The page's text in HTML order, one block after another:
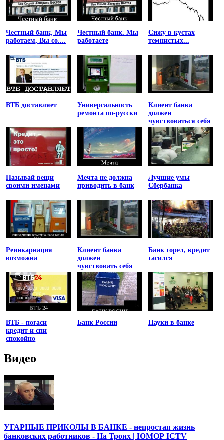
Честный банк, Мы
работаем, Вы со....
Честный банк. Мы
работаете
Сижу в кустах
темнистых...
ВТБ доставляет
Универсальность
ремонта по-русски
Клиент банка
должен
чувствоваться себя
униженным
Называй вещи
своими именами
Мечта не должна
приводить в банк
Лучшие умы
Сбербанка
Реинкарнация
возможна
Клиент банка
должен
чувствовать себя
униженным
Банк горел, кредит
гасился
ВТБ - погаси
кредит и спи
спокойно
Банк России Пауки в банке
Видео
УГАРНЫЕ ПРИКОЛЫ В БАНКЕ - непростая жизнь
банковских работников - На Троих | ЮМОР ICTV